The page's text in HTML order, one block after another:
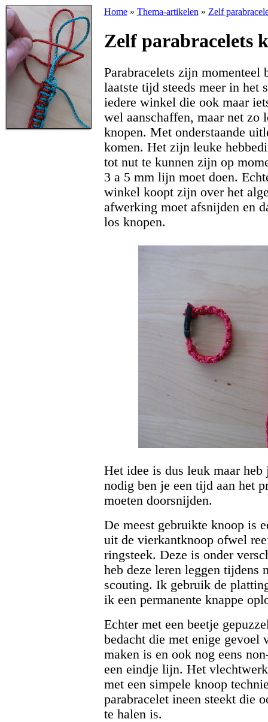
Home» Thema-artikelen » Zelf
Zelf parabracelets
Parabracelets zijn
laatste tijd steeds meer in het
iedere winkel die ook maar
wel aanschaffen, maar net zo
knopen. Met onderstaande
komen. Het zijn leuke
tot nut te kunnen zijn op
3 a 5 mm lijn moet doen.
winkel koopt zijn over het
afwerking moet afsnijden en
los knopen.
Het idee is dus leuk maar
nodig ben je een tijd aan het
moeten doorsnijden.
De meest gebruikte knoop is
uit de vierkantknoop ofwel
ringsteek. Deze is onder
heb deze leren leggen
scouting. Ik gebruik de
ik een permanente knappe
Echter met een beetje
bedacht die met enige gevoel
maken is en ook nog eens
een eindje lijn. Het
met een simpele knoop
parabracelet ineen steekt die
te halen is.